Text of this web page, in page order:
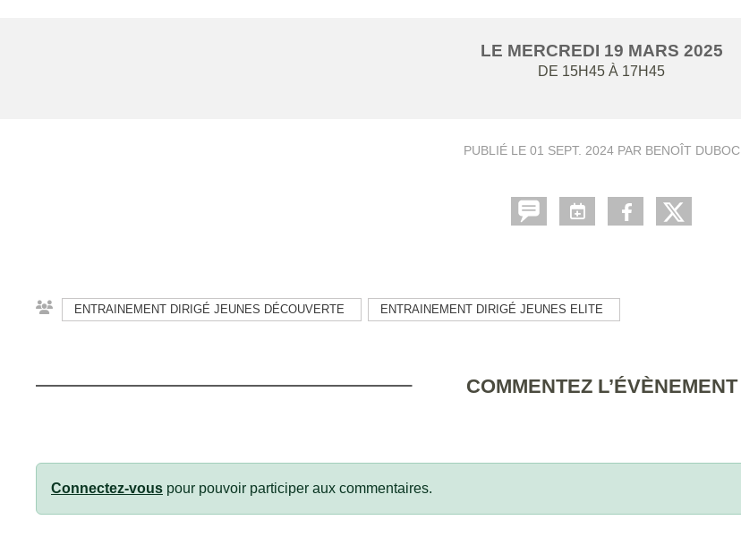
LE MERCREDI 19 MARS 2025
DE 15H45 À 17H45
PUBLIÉ LE 01 SEPT. 2024PAR BENOÎT DUBOC
ENTRAINEMENT DIRIGÉ JEUNES DÉCOUVERTE ENTRAINEMENT DIRIGÉ JEUNES ELITE
COMMENTEZ L’ÉVÈNEMENT
Connectez-vous pour pouvoir participer aux commentaires.